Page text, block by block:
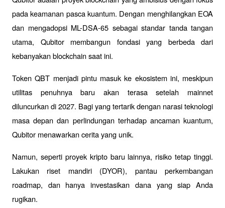
pada keamanan pasca kuantum. Dengan menghilangkan EOA
dan mengadopsi ML-DSA-65 sebagai standar tanda tangan
utama, Qubitor membangun fondasi yang berbeda dari
kebanyakan blockchain saat ini.
Token QBT menjadi pintu masuk ke ekosistem ini, meskipun
utilitas penuhnya baru akan terasa setelah mainnet
diluncurkan di 2027. Bagi yang tertarik dengan narasi teknologi
masa depan dan perlindungan terhadap ancaman kuantum,
Qubitor menawarkan cerita yang unik.
Namun, seperti proyek kripto baru lainnya, risiko tetap tinggi.
Lakukan riset mandiri (DYOR), pantau perkembangan
roadmap, dan hanya investasikan dana yang siap Anda
rugikan.